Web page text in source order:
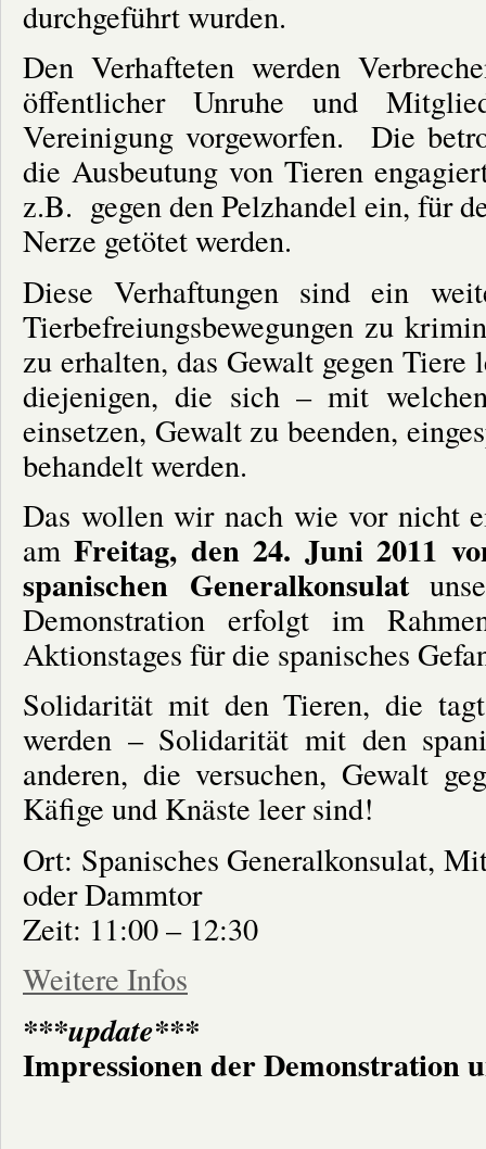
durchgeführt wurden.
Den Verhafteten werden
öffentlicher Unruhe und
Vereinigung vorgeworfen. Die
die Ausbeutung von Tieren
z.B. gegen den Pelzhandel ein, für
Nerze getötet werden.
Diese Verhaftungen sind ein
Tierbefreiungsbewegungen zu
zu erhalten, das Gewalt gegen
diejenigen, die sich – mit
einsetzen, Gewalt zu beenden,
behandelt werden.
Das wollen wir nach wie vor nicht
am Freitag, den 24. Juni 2011
spanischen Generalkonsulat
Demonstration erfolgt im
Aktionstages für die spanisches
Solidarität mit den Tieren, die
werden – Solidarität mit den
anderen, die versuchen, Gewalt
Käfige und Knäste leer sind!
Ort: Spanisches Generalkonsulat,
oder Dammtor
Zeit: 11:00 – 12:30
Weitere Infos
***update***
Impressionen der Demonstration